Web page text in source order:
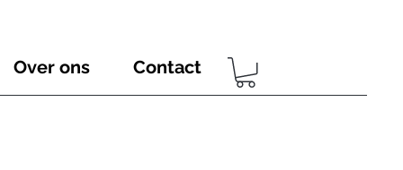
Over ons Contact